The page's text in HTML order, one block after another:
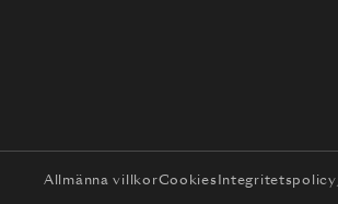
Allmänna villkorCookies Integritetspolicy